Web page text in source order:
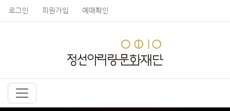
로그인 회원가입 예매확인